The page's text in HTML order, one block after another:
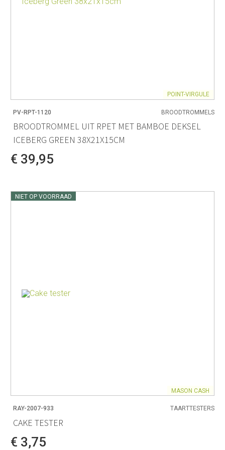
POINT-VIRGULE
PV-RPT-1120 BROODTROMMELS
BROODTROMMEL UIT RPET MET BAMBOE DEKSEL
ICEBERG GREEN 38X21X15CM
€ 39,95
NIET OP VOORRAAD
MASON CASH
RAY-2007-933 TAARTTESTERS
CAKE TESTER
€ 3,75